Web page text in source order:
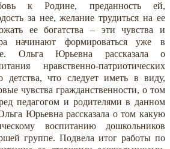
к Родине, преданность ей,
за нее, желание трудиться на ее
ее богатства – эти чувства и
начинают формироваться уже в
Ольга Юрьевна рассказала о
нравственно-патриотических
детства, что следует иметь в виду,
чувства гражданственности, о том
педагогом и родителями в данном
Юрьевна рассказала о том какую
воспитанию дошкольников
группе. Подвела итог работы по